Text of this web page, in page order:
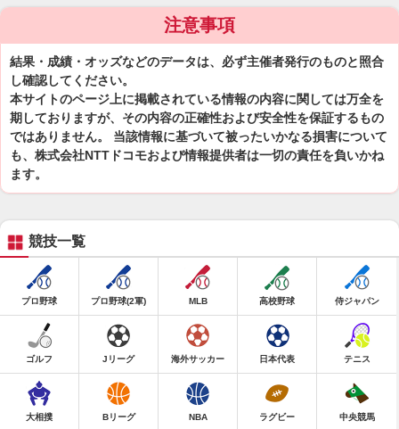
注意事項
結果・成績・オッズなどのデータは、必ず主催者発行のものと照合
し確認してください。
本サイトのページ上に掲載されている情報の内容に関しては万全を
期しておりますが、その内容の正確性および安全性を保証するもの
ではありません。 当該情報に基づいて被ったいかなる損害について
も、株式会社NTTドコモおよび情報提供者は一切の責任を負いかね
ます。
競技一覧
プロ野球 プロ野球(2軍) MLB 高校野球 侍ジャパン
ゴルフ Jリーグ 海外サッカー 日本代表 テニス
大相撲 Bリーグ NBA ラグビー 中央競馬